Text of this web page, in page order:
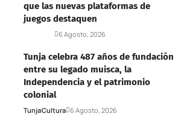
que las nuevas plataformas de
juegos destaquen
6 Agosto, 2026
Tunja celebra 487 años de fundación
entre su legado muisca, la
Independencia y el patrimonio
colonial
TunjaCultura 6 Agosto, 2026